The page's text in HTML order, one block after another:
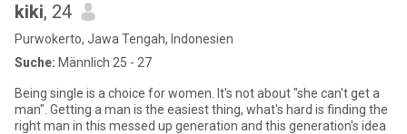
kiki, 24
Purwokerto, Jawa Tengah, Indonesien
Suche: Männlich 25 - 27
Being single is a choice for women. It's not about "she can't get a
man". Getting a man is the easiest thing, what's hard is finding the
right man in this messed up generation and this generation's idea